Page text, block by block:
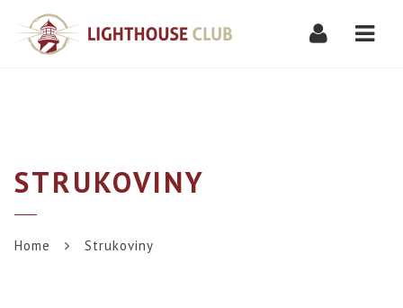
STRUKOVINY
Home Strukoviny